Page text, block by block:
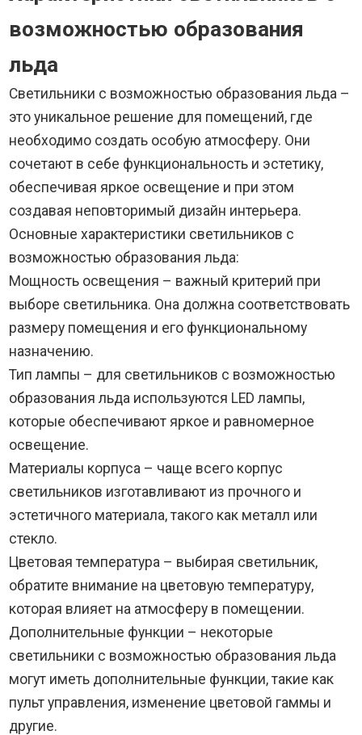
возможностью образования
льда
Светильники с возможностью образования льда –
это уникальное решение для помещений, где
необходимо создать особую атмосферу. Они
сочетают в себе функциональность и эстетику,
обеспечивая яркое освещение и при этом
создавая неповторимый дизайн интерьера.
Основные характеристики светильников с
возможностью образования льда:
Мощность освещения – важный критерий при
выборе светильника. Она должна соответствовать
размеру помещения и его функциональному
назначению.
Тип лампы – для светильников с возможностью
образования льда используются LED лампы,
которые обеспечивают яркое и равномерное
освещение.
Материалы корпуса – чаще всего корпус
светильников изготавливают из прочного и
эстетичного материала, такого как металл или
стекло.
Цветовая температура – выбирая светильник,
обратите внимание на цветовую температуру,
которая влияет на атмосферу в помещении.
Дополнительные функции – некоторые
светильники с возможностью образования льда
могут иметь дополнительные функции, такие как
пульт управления, изменение цветовой гаммы и
другие.